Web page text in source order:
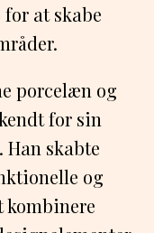
at skabe
porcelæn og
for sin
skabte
og
kombinere